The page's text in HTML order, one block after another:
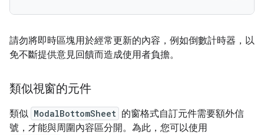
請勿將即時區塊用於經常更新的內容，例如倒數計時器，以
免不斷提供意見回饋而造成使用者負擔。
類似視窗的元件
類似 ModalBottomSheet 的窗格式自訂元件需要額外信
號，才能與周圍內容區分開。為此，您可以使用